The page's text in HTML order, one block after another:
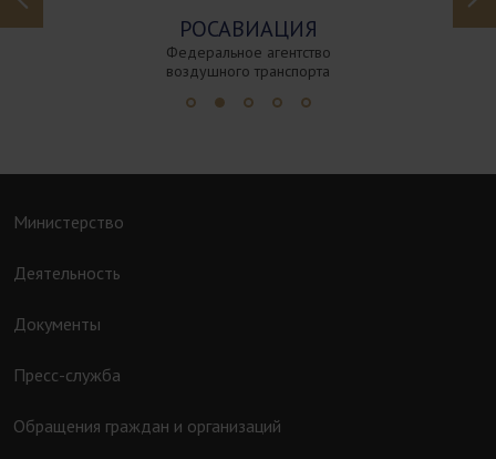
РОСАВТОДОР
Федеральное дорожное
агентство
Министерство
Деятельность
Документы
Пресс-служба
Обращения граждан и организаций